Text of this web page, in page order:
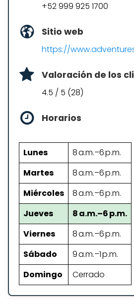
+52 999 925 1700
Sitio web
https://
Valoración de los
4.5 / 5 (28)
Horarios
Lunes
8 a.m.–6 p.m.
Martes
8 a.m.–6 p.m.
Miércoles
8 a.m.–6 p.m.
Jueves
8 a.m.–6 p.m.
Viernes
8 a.m.–6 p.m.
Sábado
9 a.m.–1 p.m.
Domingo
Cerrado